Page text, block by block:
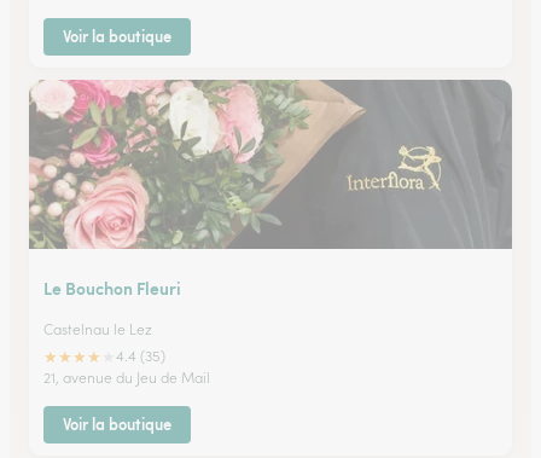
Voir la boutique
Le Bouchon Fleuri
Castelnau le Lez
★★★★
4.4 (35)
21, avenue du Jeu de Mail
Voir la boutique